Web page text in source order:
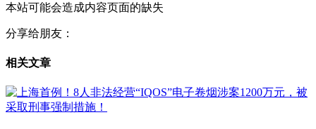
本站可能会造成内容页面的缺失
分享给朋友：
相关文章